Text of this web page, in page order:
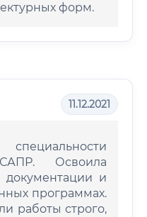
форм.
11.12.2021
Освоила
документации и
программах.
работы строго,